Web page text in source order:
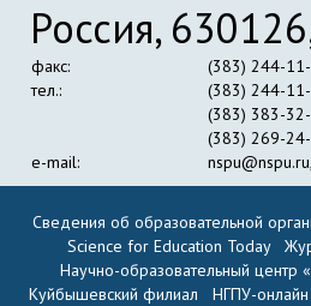
Россия,
факс:
(383) 244-
тел.:
(383) 244-
(383) 383-
(383) 269-
e-mail:
nspu@nspu.ru,
Сведения об образовательной
Science for Education Today
Научно-образовательный центр
Куйбышевский филиал
НГПУ-онлайн